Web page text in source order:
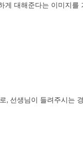
대해준다는 이미지를
, 선생님이 들려주시는